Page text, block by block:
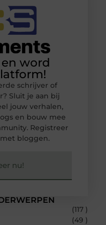
(117 )
(49 )
en word
schrijver of
Sluit je aan bij
jouw verhalen,
en bouw mee
Registreer
bloggen.
nu!